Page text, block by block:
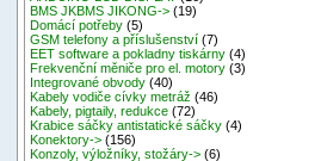
BMS JKBMS JIKONG-> (19)
Domácí potřeby (5)
GSM telefony a příslušenství (7)
EET software a pokladny tiskárny (4)
Frekvenční měniče pro el. motory (3)
Integrované obvody (40)
Kabely vodiče cívky metráž (46)
Kabely, pigtaily, redukce (72)
Krabice sáčky antistatické sáčky (4)
Konektory-> (156)
Konzoly, výložníky, stožáry-> (6)